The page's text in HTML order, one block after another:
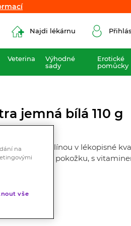
Najdi lékárnu
Veterina
Výhodné
sady
Erotické
pomůcky
jemná bílá 110 g
jemnou vazelínou v lékopisné
, nedráždí pokožku, s
na
vše